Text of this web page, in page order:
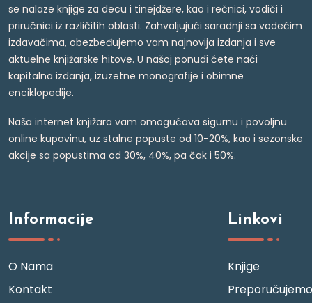
se nalaze knjige za decu i tinejdžere, kao i rečnici, vodiči i
priručnici iz različitih oblasti. Zahvaljujući saradnji sa vodećim
izdavačima, obezbeđujemo vam najnovija izdanja i sve
aktuelne knjižarske hitove. U našoj ponudi ćete naći
kapitalna izdanja, izuzetne monografije i obimne
enciklopedije.
Naša internet knjižara vam omogućava sigurnu i povoljnu
online kupovinu, uz stalne popuste od 10-20%, kao i sezonske
akcije sa popustima od 30%, 40%, pa čak i 50%.
Informacije
O Nama
Kontakt
Linkovi
Knjige
Preporučujemo